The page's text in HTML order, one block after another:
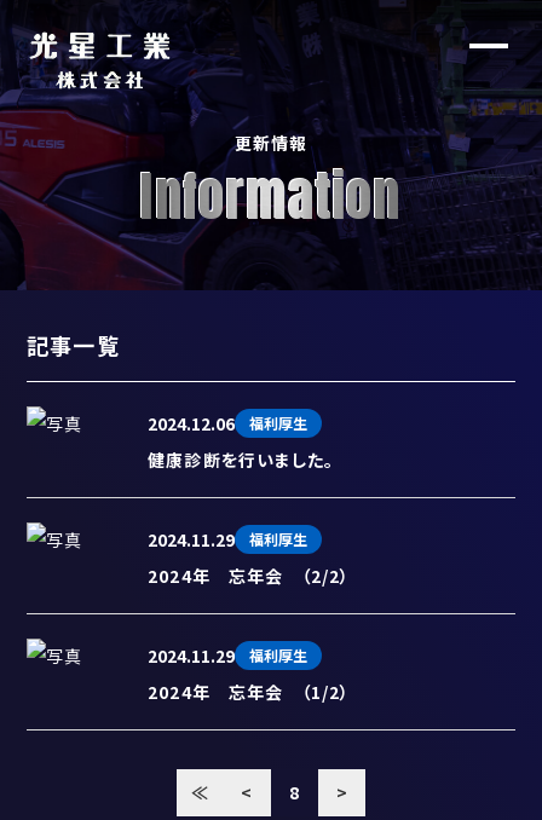
更新情報
Information
記事一覧
2024.12.06 福利厚生
健康診断を行いました。
2024.11.29 福利厚生
2024年 忘年会 （2/2）
2024.11.29 福利厚生
2024年 忘年会 （1/2）
≪ < 8 >